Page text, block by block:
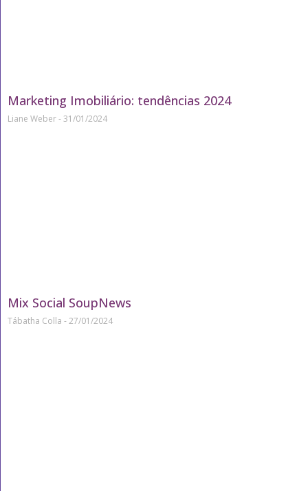
Marketing Imobiliário: tendências 2024
Liane Weber 31/01/2024
Mix Social SoupNews
Tábatha Colla 27/01/2024